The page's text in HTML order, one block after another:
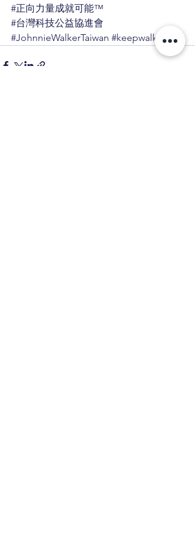
#正向力量成就可能™
#台灣科技公益協進會
#JohnnieWalkerTaiwan #keepwalking